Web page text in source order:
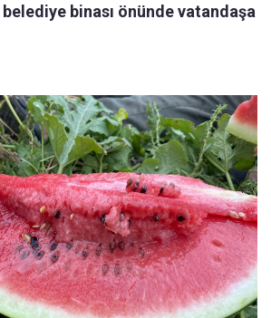
binası önünde vatandaşa